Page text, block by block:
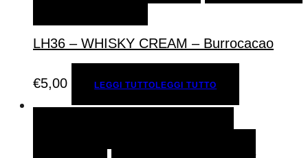
LH36 – WHISKY CREAM – Burrocacao
€5,00 LEGGI TUTTOLEGGI TUTTO
AGGIUNGI AL